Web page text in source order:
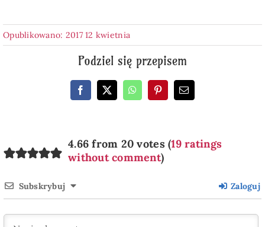
Opublikowano: 2017 12 kwietnia
Podziel się przepisem
4.66 from 20 votes (19 ratings
without comment)
Subskrybuj Zaloguj